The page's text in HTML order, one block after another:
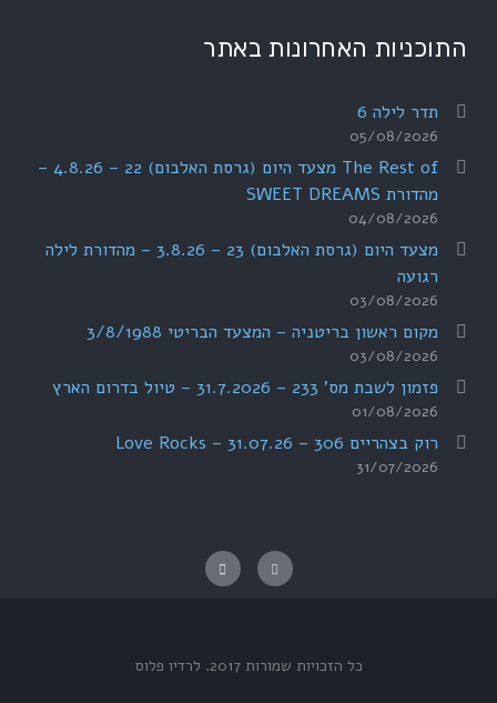
התוכניות האחרונות באתר
תדר לילה 6
05/08/2026
The Rest of מצעד היום (גרסת האלבום) 22 – 4.8.26 –
מהדורת SWEET DREAMS
04/08/2026
מצעד היום (גרסת האלבום) 23 – 3.8.26 – מהדורת לילה
רגועה
03/08/2026
מקום ראשון בריטניה – המצעד הבריטי 3/8/1988
03/08/2026
פזמון לשבת מס' 233 – 31.7.2026 – טיול בדרום הארץ
01/08/2026
רוק בצהריים 306 – 31.07.26 – Love Rocks
31/07/2026
כל הזכויות שמורות 2017. לרדיו פלוס